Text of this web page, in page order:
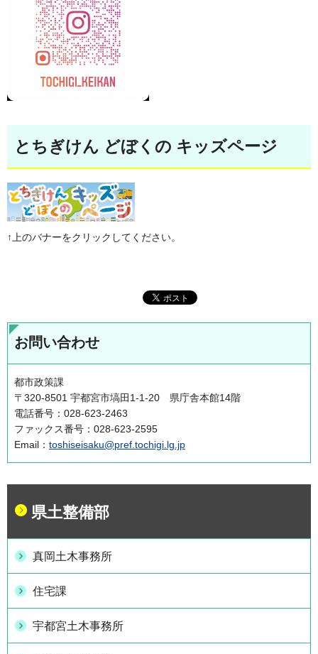
とちぎけん どぼくの キッズページ
↑上のバナーをクリックしてください。
お問い合わせ
都市政策課
〒320-8501 宇都宮市塙田1-1-20 県庁舎本館14階
電話番号：028-623-2463
ファックス番号：028-623-2595
Email： toshiseisaku@pref.tochigi.lg.jp
県土整備部
真岡土木事務所
住宅課
宇都宮土木事務所